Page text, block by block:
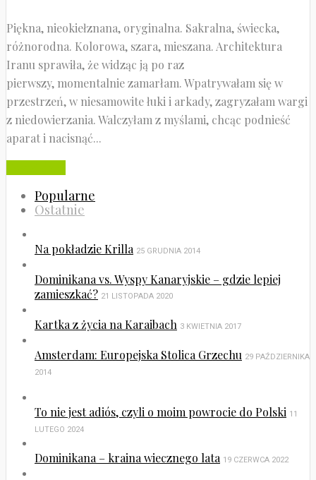
Piękna, nieokiełznana, oryginalna. Sakralna, świecka,
różnorodna. Kolorowa, szara, mieszana. Architektura
Iranu sprawiła, że widząc ją po raz
pierwszy, momentalnie zamarłam. Wpatrywałam się w
przestrzeń, w niesamowite łuki i arkady, zagryzałam wargi
z niedowierzania. Walczyłam z myślami, chcąc podnieść
aparat i nacisnąć...
Popularne
Ostatnie
Na pokładzie Krilla 25 GRUDNIA 2014
Dominikana vs. Wyspy Kanaryjskie – gdzie lepiej
zamieszkać? 21 LISTOPADA 2020
Kartka z życia na Karaibach 3 KWIETNIA 2017
Amsterdam: Europejska Stolica Grzechu 29 PAŹDZIERNIKA
2014
To nie jest adiós, czyli o moim powrocie do Polski 11
LUTEGO 2024
Dominikana – kraina wiecznego lata 19 CZERWCA 2022